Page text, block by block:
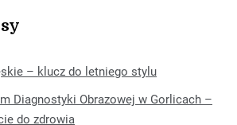
– klucz do letniego stylu
Diagnostyki Obrazowej w Gorlicach –
do zdrowia